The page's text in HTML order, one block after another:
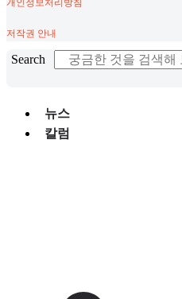
개인정보처리방침
저작권 안내
Search
뉴스
칼럼